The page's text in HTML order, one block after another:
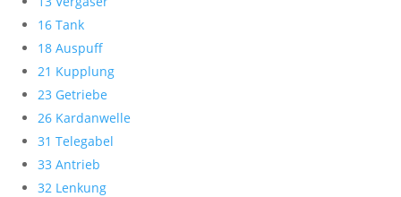
16 Tank
18 Auspuff
21 Kupplung
23 Getriebe
26 Kardanwelle
31 Telegabel
33 Antrieb
32 Lenkung